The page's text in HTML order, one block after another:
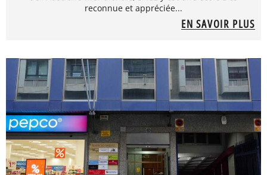
reconnue et appréciée...
EN SAVOIR PLUS